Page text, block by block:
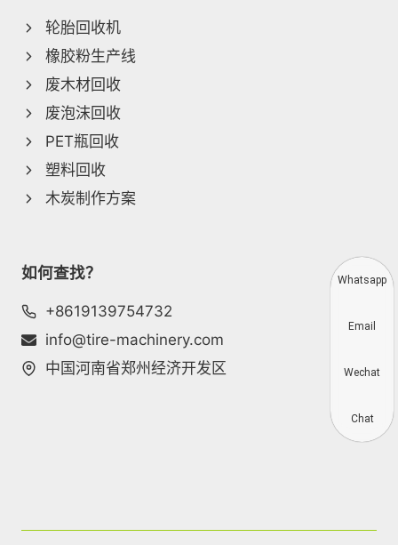
轮胎回收机
橡胶粉生产线
废木材回收
废泡沫回收
PET瓶回收
塑料回收
木炭制作方案
如何查找？
+8619139754732
info@tire-machinery.com
中国河南省郑州经济开发区
Whatsapp
Email
Wechat
Chat